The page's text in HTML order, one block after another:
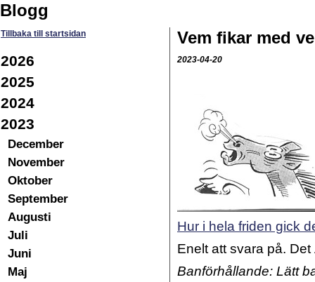
Blogg
Tillbaka till startsidan
2026
2025
2024
2023
December
November
Oktober
September
Augusti
Juli
Juni
Maj
Vem fikar med
2023-04-20
Hur i hela friden gick
Enelt att svara på.
Banförhållande: Lätt